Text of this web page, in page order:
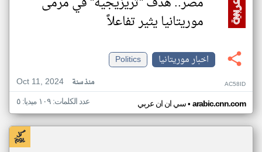
موريتانيا يثير تفاعلاً
اخبار موريتانيا
Politics
Oct 11, 2024
منذ سنة AC58ID
سي ان ان عربي• arabic.cnn.com عدد الكلمات: ١٠٩ ميديا: ٥